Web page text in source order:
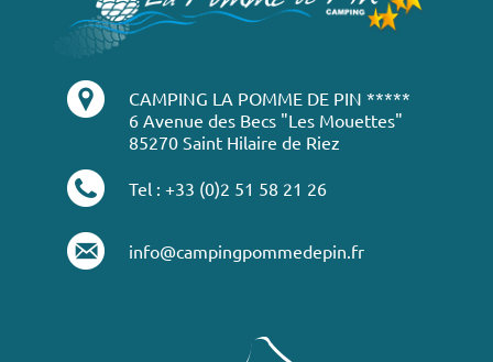
CAMPING LA POMME DE PIN *****
6 Avenue des Becs "Les Mouettes"
85270 Saint Hilaire de Riez
Tel : +33 (0)2 51 58 21 26
info@campingpommedepin.fr